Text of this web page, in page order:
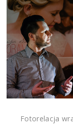
Fotorelacja